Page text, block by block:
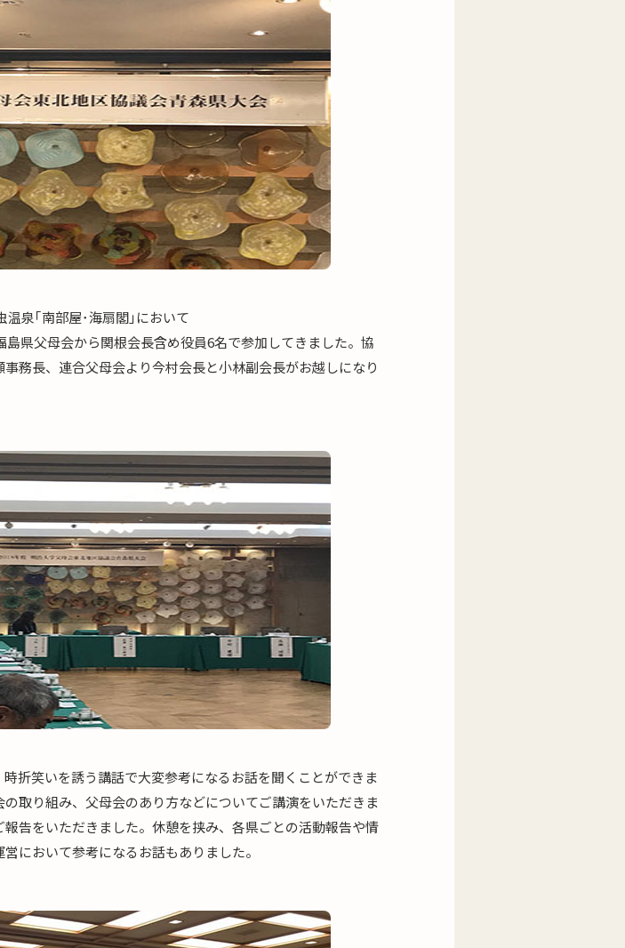
泉｢南部屋･海扇閣｣において
県父母会から関根会長含め役員6名で参加してきました。協
務長、連合父母会より今村会長と小林副会長がお越しになり
折笑いを誘う講話で大変参考になるお話を聞くことができま
取り組み、父母会のあり方などについてご講演をいただきま
告をいただきました。休憩を挟み、各県ごとの活動報告や情
において参考になるお話もありました。